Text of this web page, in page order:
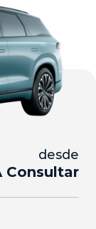
desde
Consultar